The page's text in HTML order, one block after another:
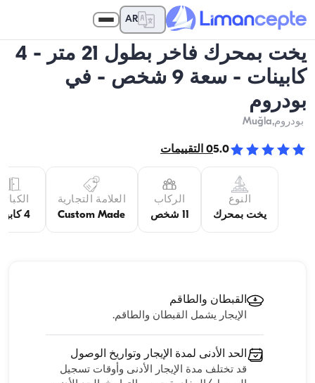
AR
يخت بمحرك فاخر بطول 21 متر - 4
كابينات - سعة 9 شخص - في
بودروم
بودروم,Muğla
5.0
0 التقييمات
النوع
يخت بمحرك
الركاب
11 شخص
العلامة التجارية
Custom Made
4 كابينة
القبطان والطاقم
الإيجار يشمل القبطان والطاقم.
الحد الأدنى لمدة الإيجار وتواريخ الوصول
قد تختلف مدة الإيجار الأدنى وأوقات تسجيل